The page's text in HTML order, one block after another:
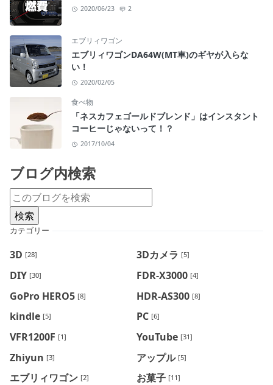
2020/06/23 2
エブリィワゴン
エブリィワゴンDA64W(MT車)のギヤが入らな
い！
2020/02/05
食べ物
「ネスカフェゴールドブレンド」はインスタント
コーヒーじゃないって！？
2017/10/04
ブログ内検索
カテゴリー
3D [28] 3Dカメラ [5]
DIY [30] FDR-X3000 [4]
GoPro HERO5 [8] HDR-AS300 [8]
kindle [5] PC [6]
VFR1200F [1] YouTube [31]
Zhiyun [3] アップル [5]
エブリィワゴン [2] お菓子 [11]